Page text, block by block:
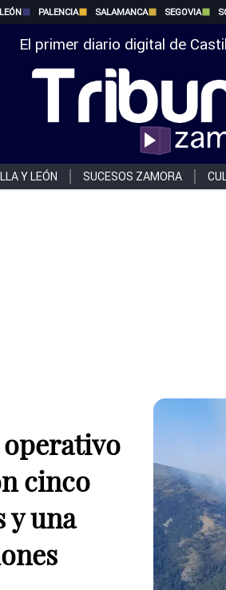
LEÓN PALENCIA SALAMANCA SEGOVIA
El primer diario digital de
Y LEÓN SUCESOS ZAMORA
operativo
cinco
y una